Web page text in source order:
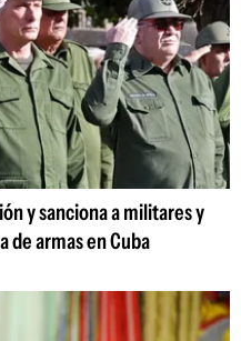
y sanciona a militares y
de armas en Cuba